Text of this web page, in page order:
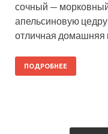
сочный —
апельсиновую
отличная домашняя
ПОДРОБНЕЕ